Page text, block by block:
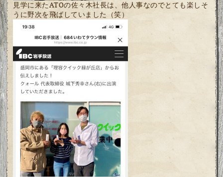
見学に来たATOの佐々木社長は、他人事なのでとても楽しそ
うに野次を飛ばしていました（笑）